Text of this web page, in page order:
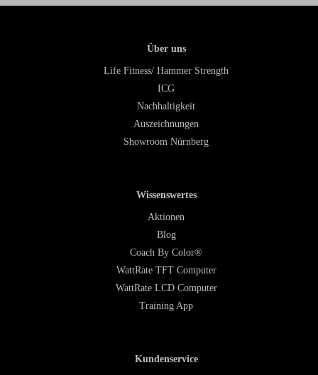
Über uns
Life Fitness/ Hammer Strength
ICG
Nachhaltigkeit
Auszeichnungen
Showroom Nürnberg
Wissenswertes
Aktionen
Blog
Coach By Color®
WattRate TFT Computer
WattRate LCD Computer
Training App
Kundenservice